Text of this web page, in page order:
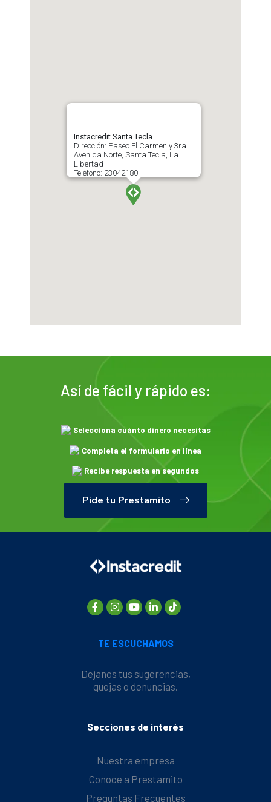
Instacredit Santa Tecla
Dirección: Paseo El Carmen y 3ra
Avenida Norte, Santa Tecla, La
Libertad
Teléfono: 23042180
Así de fácil y rápido es:
Selecciona cuánto dinero necesitas
Completa el formulario en línea
Recibe respuesta en segundos
Negocio y disfruta de él!
Pide tu Prestamito
TE ESCUCHAMOS
Dejanos tus sugerencias,
quejas o denuncias.
Secciones de interés
Nuestra empresa
Conoce a Prestamito
Preguntas Frecuentes